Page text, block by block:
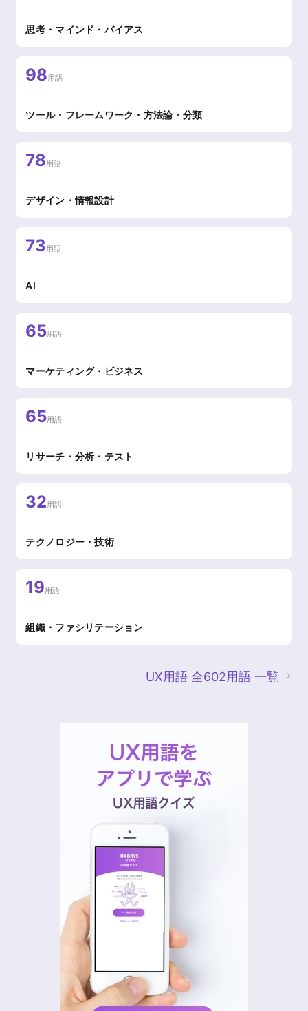
思考・マインド・バイアス
98用語
ツール・フレームワーク・方法論・分類
78用語
デザイン・情報設計
73用語
AI
65用語
マーケティング・ビジネス
65用語
リサーチ・分析・テスト
32用語
テクノロジー・技術
19用語
組織・ファシリテーション
UX用語 全602用語 一覧